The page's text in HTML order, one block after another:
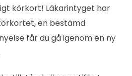
körkort! Läkarintyget har
en bestämd
får du gå igenom en ny